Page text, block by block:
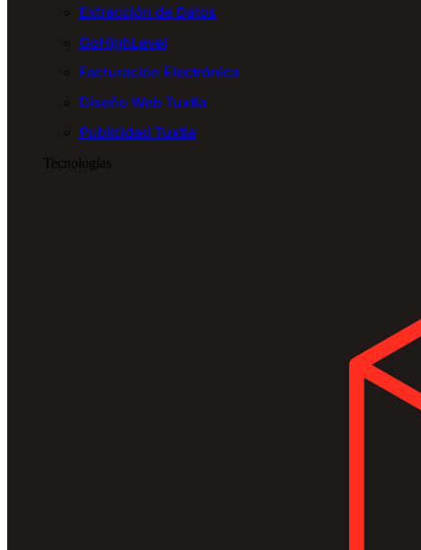
Extracción de Datos
GoHighLevel
Facturación Electrónica
Diseño Web Tuxtla
Publicidad Tuxtla
Tecnologías